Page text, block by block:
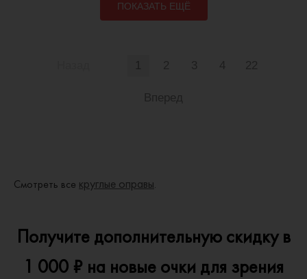
ПОКАЗАТЬ ЕЩЁ
Смотреть все круглые оправы.
Получите дополнительную скидку в
1 000 ₽ на новые очки для зрения